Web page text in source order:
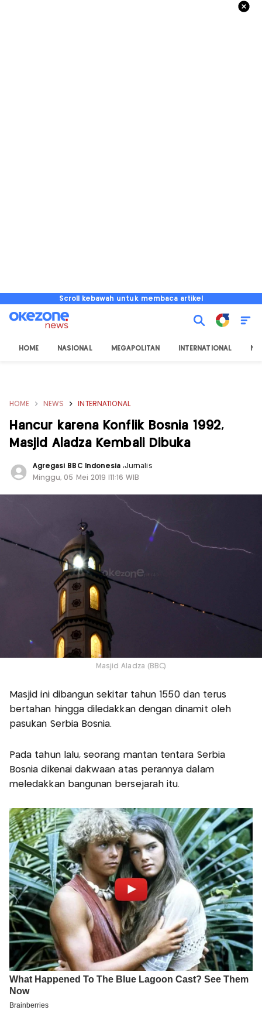
Scroll kebawah untuk membaca artikel
HOME NASIONAL MEGAPOLITAN INTERNATIONAL
HOME NEWS INTERNATIONAL
Hancur karena Konflik Bosnia 1992,
Masjid Aladza Kembali Dibuka
Agregasi BBC Indonesia,Jurnalis
Minggu, 05 Mei 2019 |11:16 WIB
Masjid Aladza (BBC)
Masjid ini dibangun sekitar tahun 1550 dan terus
bertahan hingga diledakkan dengan dinamit oleh
pasukan Serbia Bosnia.
Pada tahun lalu, seorang mantan tentara Serbia
Bosnia dikenai dakwaan atas perannya dalam
meledakkan bangunan bersejarah itu.